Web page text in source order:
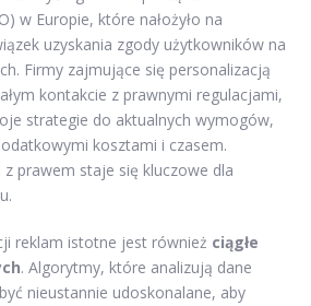
w Europie, które nałożyło na
uzyskania zgody użytkowników na
Firmy zajmujące się personalizacją
kontakcie z prawnymi regulacjami,
strategie do aktualnych wymogów,
kosztami i czasem.
prawem staje się kluczowe dla
reklam istotne jest również ciągłe
. Algorytmy, które analizują dane
nieustannie udoskonalane, aby